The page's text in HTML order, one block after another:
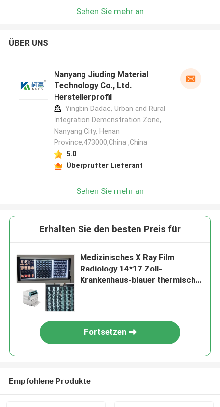
Sehen Sie mehr an
ÜBER UNS
Nanyang Jiuding Material
Technology Co., Ltd.
Herstellerprofil
Yingbin Dadao, Urban and Rural
Integration Demonstration Zone,
Nanyang City, Henan
Province,473000,China ,China
5.0
Überprüfter Lieferant
Sehen Sie mehr an
Erhalten Sie den besten Preis für
Medizinisches X Ray Film
Radiology 14*17 Zoll-
Krankenhaus-blauer thermischer
Fortsetzen
Empfohlene Produkte